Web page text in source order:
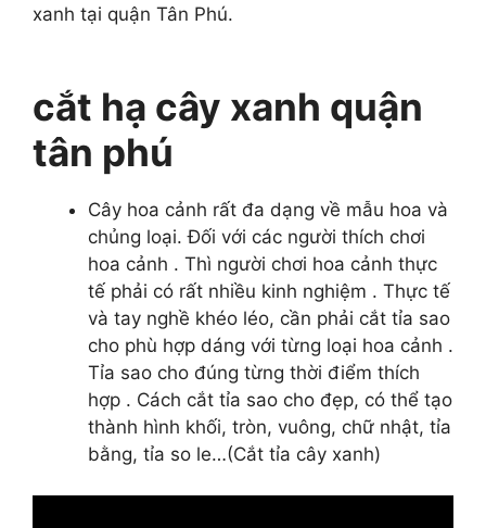
xanh tại quận Tân Phú.
cắt hạ cây xanh quận
tân phú
Cây hoa cảnh rất đa dạng về mẫu hoa và
chủng loại. Đối với các người thích chơi
hoa cảnh . Thì người chơi hoa cảnh thực
tế phải có rất nhiều kinh nghiệm . Thực tế
và tay nghề khéo léo, cần phải cắt tỉa sao
cho phù hợp dáng với từng loại hoa cảnh .
Tỉa sao cho đúng từng thời điểm thích
hợp . Cách cắt tỉa sao cho đẹp, có thể tạo
thành hình khối, tròn, vuông, chữ nhật, tỉa
bằng, tỉa so le…(Cắt tỉa cây xanh)